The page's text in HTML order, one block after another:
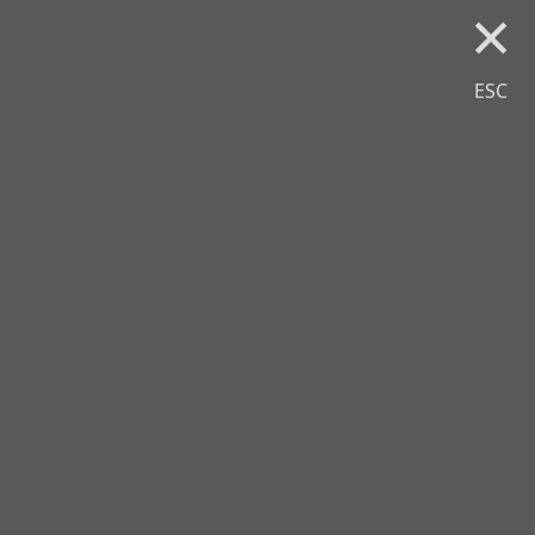
×
ESC